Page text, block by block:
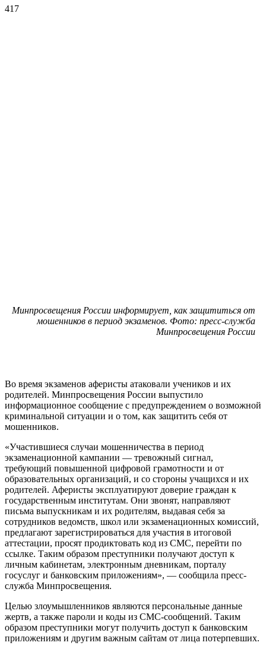
417
Минпросвещения России информирует, как защититься от
мошенников в период экзаменов. Фото: пресс-служба
Минпросвещения России
Во время экзаменов аферисты атаковали учеников и их
родителей. Минпросвещения России выпустило
информационное сообщение с предупреждением о возможной
криминальной ситуации и о том, как защитить себя от
мошенников.
«Участившиеся случаи мошенничества в период
экзаменационной кампании — тревожный сигнал,
требующий повышенной цифровой грамотности и от
образовательных организаций, и со стороны учащихся и их
родителей. Аферисты эксплуатируют доверие граждан к
государственным институтам. Они звонят, направляют
письма выпускникам и их родителям, выдавая себя за
сотрудников ведомств, школ или экзаменационных комиссий,
предлагают зарегистрироваться для участия в итоговой
аттестации, просят продиктовать код из СМС, перейти по
ссылке. Таким образом преступники получают доступ к
личным кабинетам, электронным дневникам, порталу
госуслуг и банковским приложениям», — сообщила пресс-
служба Минпросвещения.
Целью злоумышленников являются персональные данные
жертв, а также пароли и коды из СМС-сообщений. Таким
образом преступники могут получить доступ к банковским
приложениям и другим важным сайтам от лица потерпевших.